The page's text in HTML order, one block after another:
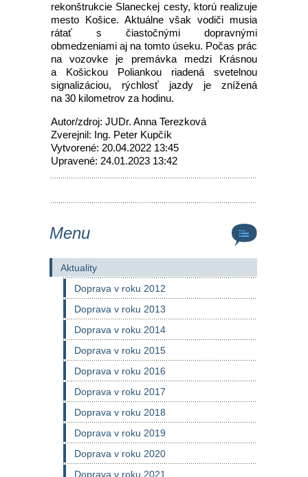
rekonštrukcie Slaneckej cesty, ktorú realizuje
mesto Košice. Aktuálne však vodiči musia
rátať s čiastočnými dopravnými
obmedzeniami aj na tomto úseku. Počas prác
na vozovke je premávka medzi Krásnou
a Košickou Poliankou riadená svetelnou
signalizáciou, rýchlosť jazdy je znížená
na 30 kilometrov za hodinu.
Autor/zdroj: JUDr. Anna Terezková
Zverejnil: Ing. Peter Kupčík
Vytvorené: 20.04.2022 13:45
Upravené: 24.01.2023 13:42
Menu
Aktuality
Doprava v roku 2012
Doprava v roku 2013
Doprava v roku 2014
Doprava v roku 2015
Doprava v roku 2016
Doprava v roku 2017
Doprava v roku 2018
Doprava v roku 2019
Doprava v roku 2020
Doprava v roku 2021